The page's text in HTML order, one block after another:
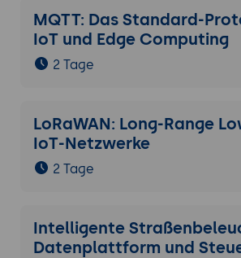
MQTT: Das Standard-
IoT und Edge Computing
2 Tage
LoRaWAN: Long-Range
IoT-Netzwerke
2 Tage
Intelligente
Datenplattform und